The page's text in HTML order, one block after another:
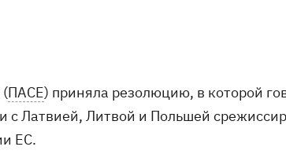
(ПАСЕ) приняла резолюцию, в которой
с Латвией, Литвой и Польшей
ЕС.